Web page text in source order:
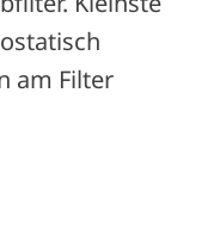
am Filter